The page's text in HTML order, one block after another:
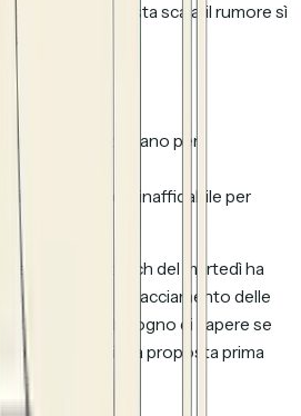
lista. A questa scala, il rumore sì
utile.
funzionano per
campagne
individuale
è inaffidabile per
ad alto impatto
se il tuo batch del martedì ha
del giovedì, il tracciamento delle
Quando hai bisogno di sapere se
là tua specifica propostaprima